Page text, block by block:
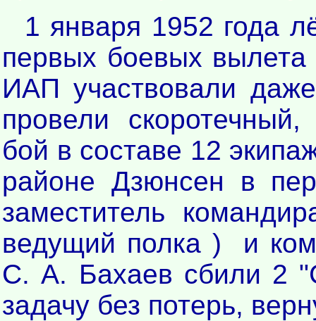
1 января 1952 года
первых боевых вылета
ИАП участвовали
провели
бой в составе 12
районе Дзюнсен в
заместитель
ведущий полка ) и
С. А. Бахаев сбили 2
задачу без потерь,